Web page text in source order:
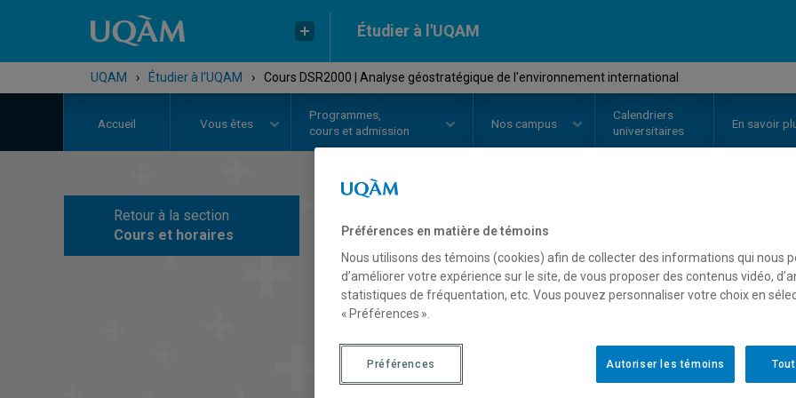
Étudier à l'UQAM
UQAM › Étudier à l'UQAM › Cours DSR2000 | Analyse géostratégique de l'environnement international
Accueil Vous êtes
Programmes,
cours et admission
Nos campus
Calendriers
universitaires
En savoir
Retour à la section
Cours et horaires
COURS// DSR2000
Analyse
l'environnement
Description Horaire - Été 2026
Préférences en matière de témoins
Nous utilisons des témoins (cookies) afin de collecter des informations qui nous
d’améliorer votre expérience sur le site, de vous proposer des contenus vidéo,
statistiques de fréquentation, etc. Vous pouvez personnaliser votre choix en
« Préférences ».
Autoriser les témoins
Préférences